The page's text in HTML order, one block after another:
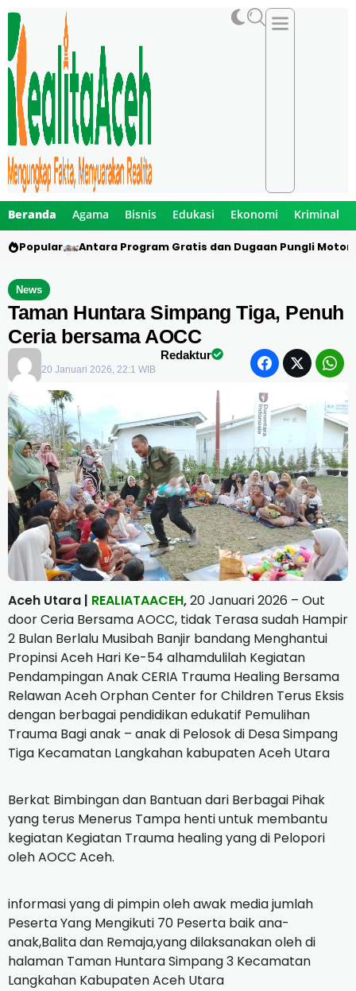
Beranda Agama Bisnis Edukasi Ekonomi Kriminal
Popular Antara Program Gratis dan Dugaan Pungli Motor
News
Taman Huntara Simpang Tiga, Penuh
Ceria bersama AOCC
Redaktur
20 Januari 2026, 22:1 WIB
Aceh Utara | REALIATAACEH,20 Januari 2026 – Out
door Ceria Bersama AOCC, tidak Terasa sudah Hampir
2 Bulan Berlalu Musibah Banjir bandang Menghantui
Propinsi Aceh Hari Ke-54 alhamdulilah Kegiatan
Pendampingan Anak CERIA Trauma Healing Bersama
Relawan Aceh Orphan Center for Children Terus Eksis
dengan berbagai pendidikan edukatif Pemulihan
Trauma Bagi anak – anak di Pelosok di Desa Simpang
Tiga Kecamatan Langkahan kabupaten Aceh Utara
Berkat Bimbingan dan Bantuan dari Berbagai Pihak
yang terus Menerus Tampa henti untuk membantu
kegiatan Kegiatan Trauma healing yang di Pelopori
oleh AOCC Aceh.
informasi yang di pimpin oleh awak media jumlah
Peserta Yang Mengikuti 70 Peserta baik ana-
anak,Balita dan Remaja,yang dilaksanakan oleh di
halaman Taman Huntara Simpang 3 Kecamatan
Langkahan Kabupaten Aceh Utara